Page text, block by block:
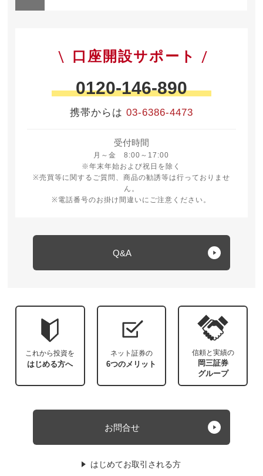
口座開設サポート
0120-146-890
携帯からは 03-6386-4473
受付時間
月～金 8:00～17:00
月曜日から金曜日 8時から17時
※年末年始および祝日を除く
※売買等に関するご質問、商品の勧誘等は行っておりませ
ん。
※電話番号のお掛け間違いにご注意ください。
Q&A
これから投資を
はじめる方へ
ネット証券の
6つのメリット
信頼と実績の
岡三証券
グループ
お問合せ
はじめてお取引される方